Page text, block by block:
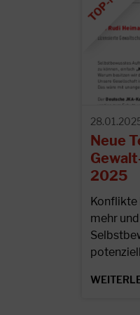
Neue
2025
Konflikte
mehr